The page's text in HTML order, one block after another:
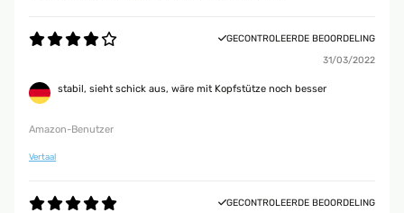
GECONTROLEERDE BEOORDELING
31/03/2022
stabil, sieht schick aus, wäre mit Kopfstütze noch besser
Amazon-Benutzer
Vertaal
GECONTROLEERDE BEOORDELING